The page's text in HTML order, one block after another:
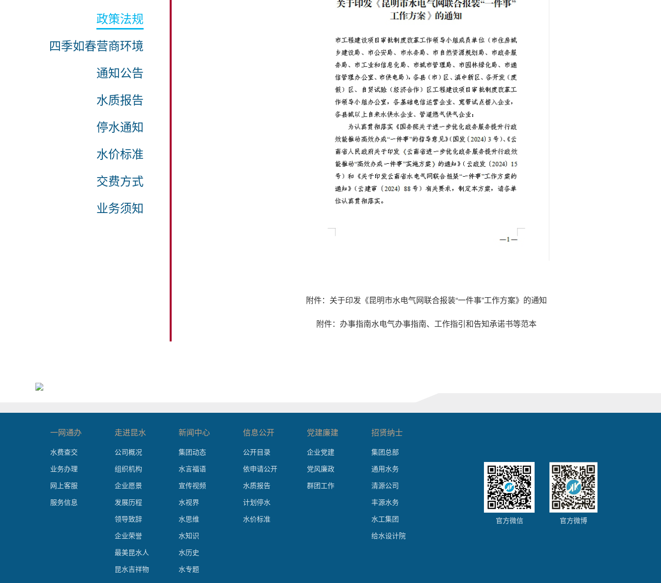
政策法规
四季如春营商环境
通知公告
水质报告
停水通知
水价标准
交费方式
业务须知
附件：关于印发《昆明市水电气网联合报装“一件事”工作方案》的通知
附件：办事指南水电气办事指南、工作指引和告知承诺书等范本
一网通办
水费查交
业务办理
网上客服
服务信息
走进昆水
公司概况
组织机构
企业愿景
发展历程
领导致辞
企业荣誉
最美昆水人
昆水吉祥物
新闻中心
集团动态
水言福语
宣传视频
水视界
水思维
水知识
水历史
水专题
信息公开
公开目录
依申请公开
水质报告
计划停水
水价标准
党建廉建
企业党建
党风廉政
群团工作
招贤纳士
集团总部
通用水务
清源公司
丰源水务
水工集团
给水设计院
官方微信 官方微博